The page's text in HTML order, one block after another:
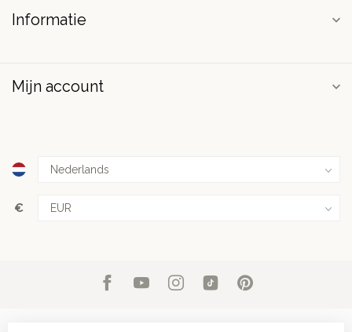
Informatie
Mijn account
€